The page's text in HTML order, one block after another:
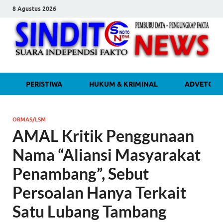
8 Agustus 2026
Media Independen Faktual dan
Terpercaya
PERISTIWA HUKUM & KRIMINAL
ORMAS/LSM
AMAL Kritik Penggunaan
Nama “Aliansi Masyarakat
Penambang”, Sebut
Persoalan Hanya Terkait
Satu Lubang Tambang